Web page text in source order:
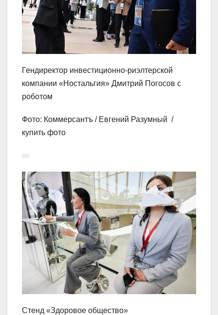
Гендиректор инвестиционно-риэлтерской
компании «Ностальгия» Дмитрий Погосов с
роботом
Фото: Коммерсантъ / Евгений Разумный /
купить фото
Стенд «Здоровое общество»